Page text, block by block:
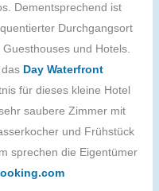
Dementsprechend ist
Durchgangsort
und Hotels.
Day Waterfront
für dieses kleine Hotel
saubere Zimmer mit
und Frühstück
sprechen die Eigentümer